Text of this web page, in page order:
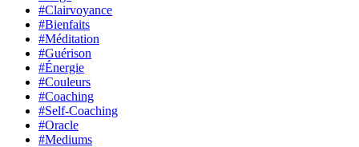
#Clairvoyance
#Bienfaits
#Méditation
#Guérison
#Énergie
#Couleurs
#Coaching
#Self-Coaching
#Oracle
#Mediums